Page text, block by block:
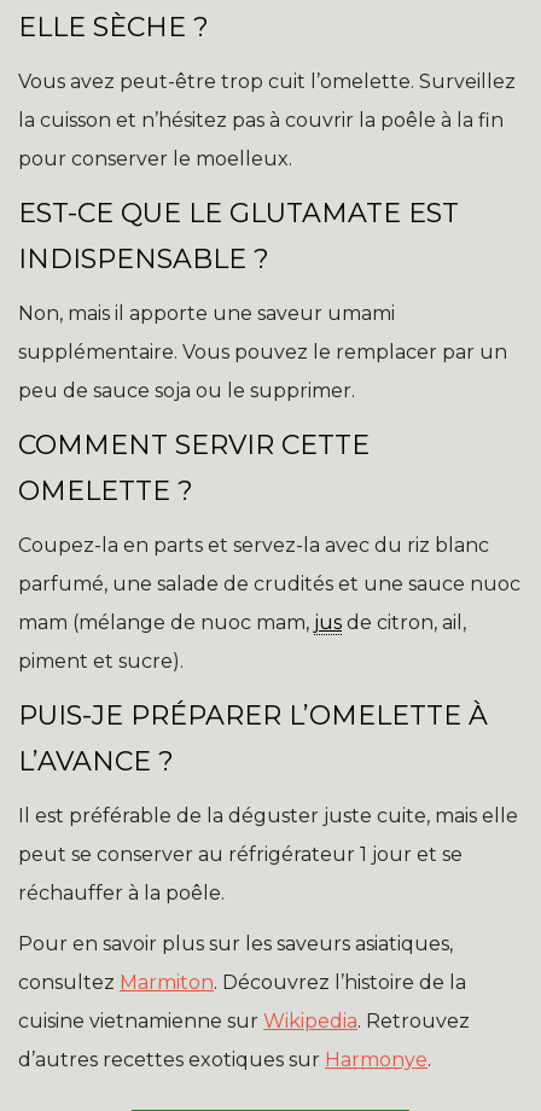
ELLE SÈCHE ?
Vous avez peut-être trop cuit l’omelette. Surveillez
la cuisson et n’hésitez pas à couvrir la poêle à la fin
pour conserver le moelleux.
EST-CE QUE LE GLUTAMATE EST
INDISPENSABLE ?
Non, mais il apporte une saveur umami
supplémentaire. Vous pouvez le remplacer par un
peu de sauce soja ou le supprimer.
COMMENT SERVIR CETTE
OMELETTE ?
Coupez-la en parts et servez-la avec du riz blanc
parfumé, une salade de crudités et une sauce nuoc
mam (mélange de nuoc mam, jus de citron, ail,
piment et sucre).
PUIS-JE PRÉPARER L’OMELETTE À
L’AVANCE ?
Il est préférable de la déguster juste cuite, mais elle
peut se conserver au réfrigérateur 1 jour et se
réchauffer à la poêle.
Pour en savoir plus sur les saveurs asiatiques,
consultez Marmiton. Découvrez l’histoire de la
cuisine vietnamienne sur Wikipedia. Retrouvez
d’autres recettes exotiques sur Harmonye.